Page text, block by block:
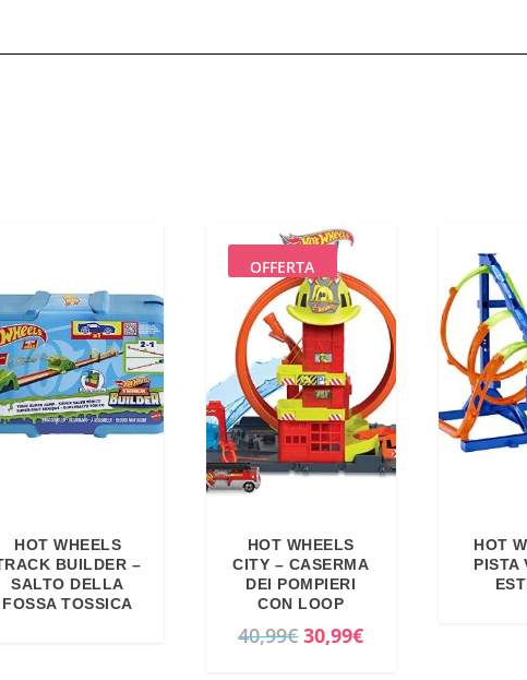
HOT WHEELS
BUILDER –
SALTO DELLA
FOSSA TOSSICA
OFFERTA
HOT WHEELS
CITY – CASERMA
DEI POMPIERI
CON LOOP
40,99€I
30,99€I
HOT
PISTA